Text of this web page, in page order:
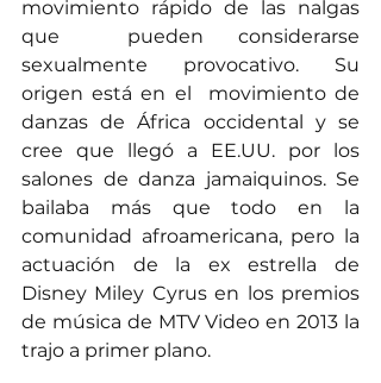
movimiento rápido de las nalgas
que  pueden considerarse
sexualmente provocativo. Su
origen está en el  movimiento de
danzas de África occidental y se
cree que llegó a EE.UU. por los
salones de danza jamaiquinos. Se
bailaba más que todo en la
comunidad afroamericana, pero la
actuación de la ex estrella de
Disney Miley Cyrus en los premios
de música de MTV Video en 2013 la
trajo a primer plano.